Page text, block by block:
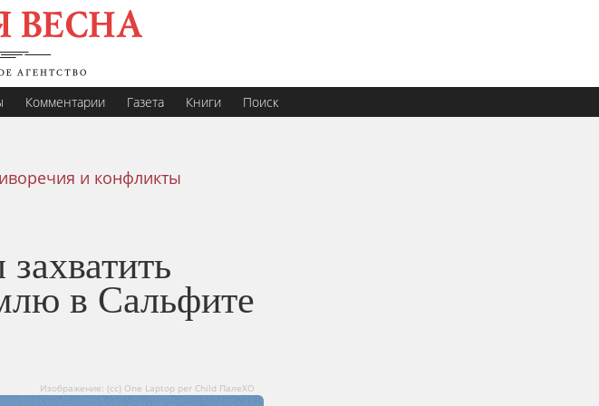
Комментарии Газета Книги Поиск
и конфликты
в Сальфите
Изображение: (cc) One Laptop per Child ПалеХО